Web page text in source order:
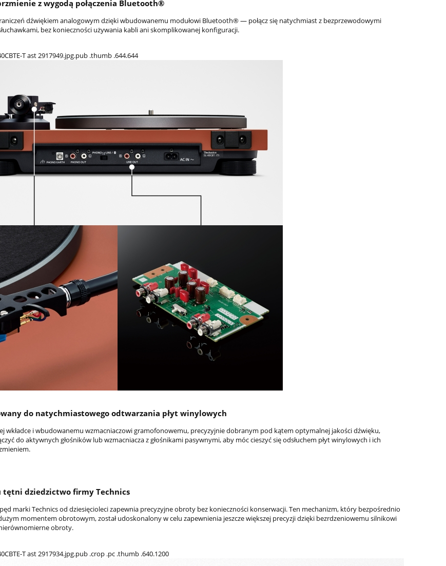
z wygodą połączenia Bluetooth®
dźwiękiem analogowym dzięki wbudowanemu modułowi Bluetooth® — połącz się natychmiast z bezprzewodowymi
bez konieczności używania kabli ani skomplikowanej konfiguracji.
do natychmiastowego odtwarzania płyt winylowych
wkładce i wbudowanemu wzmacniaczowi gramofonowemu, precyzyjnie dobranym pod kątem optymalnej jakości dźwięku,
do aktywnych głośników lub wzmacniacza z głośnikami pasywnymi, aby móc cieszyć się odsłuchem płyt winylowych i ich
tętni dziedzictwo firmy Technics
marki Technics od dziesięcioleci zapewnia precyzyjne obroty bez konieczności konserwacji. Ten mechanizm, który bezpośrednio
momentem obrotowym, został udoskonalony w celu zapewnienia jeszcze większej precyzji dzięki bezrdzeniowemu silnikowi
obroty.